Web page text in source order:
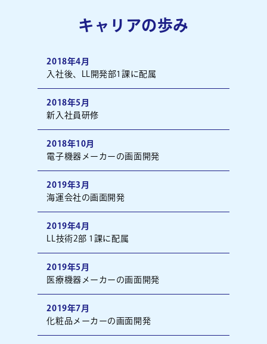
キャリアの歩み
2018年4月
入社後、LL開発部1課に配属
2018年5月
新入社員研修
2018年10月
電子機器メーカーの画面開発
2019年3月
海運会社の画面開発
2019年4月
LL技術2部 1課に配属
2019年5月
医療機器メーカーの画面開発
2019年7月
化粧品メーカーの画面開発